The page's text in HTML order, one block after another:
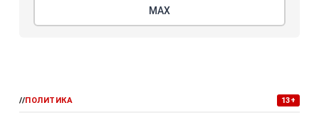
МАХ
//ПОЛИТИКА 13+